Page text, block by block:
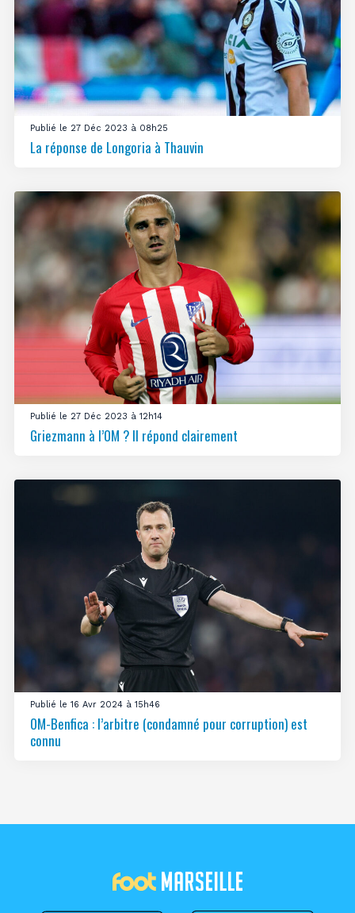
Publié le 27 Déc 2023 à 08h25
La réponse de Longoria à Thauvin
Publié le 27 Déc 2023 à 12h14
Griezmann à l’OM ? Il répond clairement
Publié le 16 Avr 2024 à 15h46
OM-Benfica : l’arbitre (condamné pour corruption) est
connu